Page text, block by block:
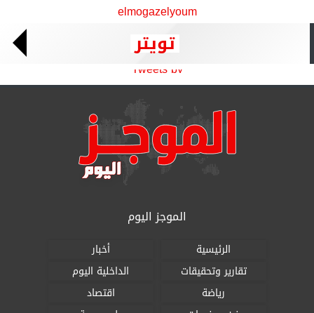
elmogazelyoum
تويتر
Tweets by
الموجز اليوم
الرئيسية
أخبار
تقارير وتحقيقات
الداخلية اليوم
رياضة
اقتصاد